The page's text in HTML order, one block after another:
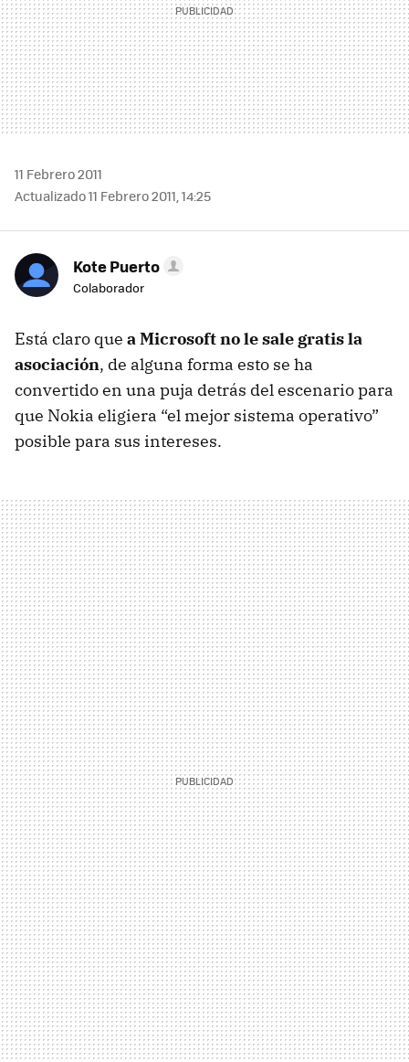
11 Febrero 2011
Actualizado 11 Febrero 2011, 14:25
Kote Puerto
Colaborador
Está claro que a Microsoft no le sale gratis la
asociación, de alguna forma esto se ha
convertido en una puja detrás del escenario para
que Nokia eligiera “el mejor sistema operativo”
posible para sus intereses.